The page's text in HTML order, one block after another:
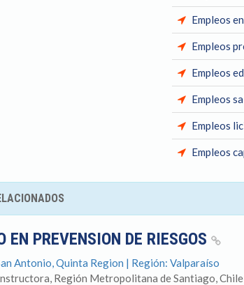
Empleos
Empleos
Empleos
Empleos
Empleos
Empleos
EN PREVENSION DE RIESGOS
Antonio, Quinta Region | Región: Valparaíso
Región Metropolitana de Santiago,